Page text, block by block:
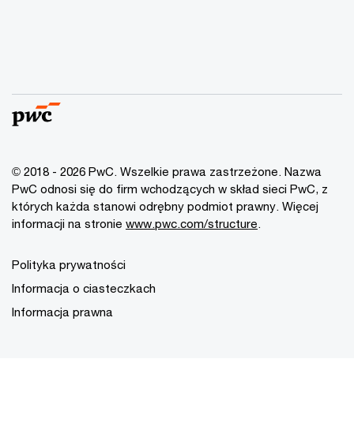
© 2018 - 2026 PwC. Wszelkie prawa zastrzeżone. Nazwa
PwC odnosi się do firm wchodzących w skład sieci PwC, z
których każda stanowi odrębny podmiot prawny. Więcej
informacji na stronie www.pwc.com/structure.
Polityka prywatności
Informacja o ciasteczkach
Informacja prawna